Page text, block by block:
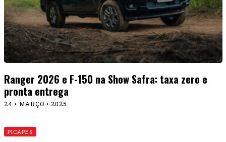
Ranger 2026 e F-150 na Show Safra: taxa zero e
pronta entrega
24 • MARÇO • 2025
PICAPES